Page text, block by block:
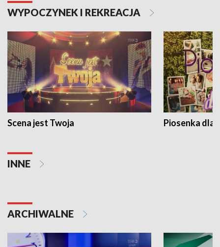
WYPOCZYNEK I REKREACJA
Scena jest Twoja Piosenka dla
INNE
ARCHIWALNE